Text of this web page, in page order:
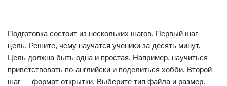
Подготовка состоит из нескольких шагов. Первый шаг —
цель. Решите, чему научатся ученики за десять минут.
Цель должна быть одна и простая. Например, научиться
приветствовать по-английски и поделиться хобби. Второй
шаг — формат открытки. Выберите тип файла и размер.